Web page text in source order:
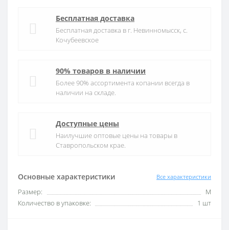
Основные характеристики Все характеристики
Размер:
М
Количество в упаковке:
1 шт
Бесплатная доставка
Бесплатная доставка в г. Невинномысск, с.
Кочубеевское
90% товаров в наличии
Более 90% ассортимента копании всегда в
наличии на складе.
Доступные цены
Наилучшие оптовые цены на товары в
Ставропольском крае.